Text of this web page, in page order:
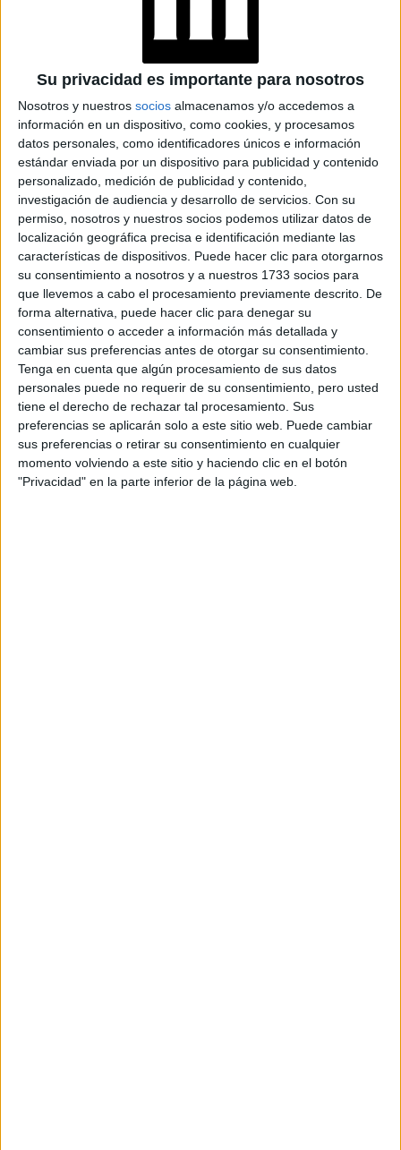
Su privacidad es importante para nosotros
Nosotros y nuestros socios almacenamos y/o accedemos a
información en un dispositivo, como cookies, y procesamos
datos personales, como identificadores únicos e información
estándar enviada por un dispositivo para publicidad y contenido
personalizado, medición de publicidad y contenido,
investigación de audiencia y desarrollo de servicios. Con su
permiso, nosotros y nuestros socios podemos utilizar datos de
localización geográfica precisa e identificación mediante las
características de dispositivos. Puede hacer clic para otorgarnos
su consentimiento a nosotros y a nuestros 1733 socios para
que llevemos a cabo el procesamiento previamente descrito. De
forma alternativa, puede hacer clic para denegar su
consentimiento o acceder a información más detallada y
cambiar sus preferencias antes de otorgar su consentimiento.
Tenga en cuenta que algún procesamiento de sus datos
personales puede no requerir de su consentimiento, pero usted
tiene el derecho de rechazar tal procesamiento. Sus
preferencias se aplicarán solo a este sitio web. Puede cambiar
sus preferencias o retirar su consentimiento en cualquier
momento volviendo a este sitio y haciendo clic en el botón
"Privacidad" en la parte inferior de la página web.
realmente una obviedad “, afirmó la gobernadora Kay
Ivey, y agregó ““Creo firmemente que, si Dios te hizo niño,
eres un niño, y si te hizo niña, eres una niña “, minutos antes
de firmar la ley.
Los médicos o personas que promuevan o hagan parte de
cualquier acción para el cambio de género en menores de
19 años,se le podrán imponer penas de hasta 10
años de cárcel.
GALERÍA DE IMÁGENES